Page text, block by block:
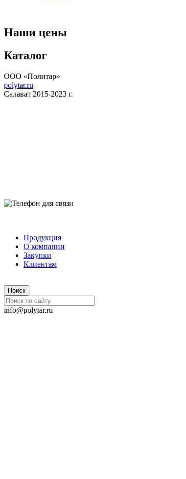
Наши цены
Каталог
ООО «Политар»
polytar.ru
Салават 2015-2023 г.
Продукция
О компании
Закупки
Клиентам
info@polytar.ru